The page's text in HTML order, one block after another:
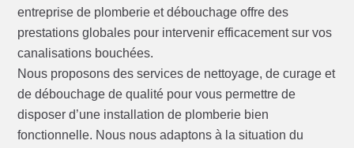
entreprise de plomberie et débouchage offre des
prestations globales pour intervenir efficacement sur vos
canalisations bouchées.
Nous proposons des services de nettoyage, de curage et
de débouchage de qualité pour vous permettre de
disposer d’une installation de plomberie bien
fonctionnelle. Nous nous adaptons à la situation du